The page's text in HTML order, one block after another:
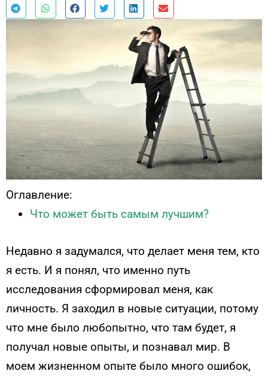
Оглавление:
Что может быть самым лучшим?
Недавно я задумался, что делает меня тем, кто
я есть. И я понял, что именно путь
исследования сформировал меня, как
личность. Я заходил в новые ситуации, потому
что мне было любопытно, что там будет, я
получал новые опыты, и познавал мир. В
моем жизненном опыте было много ошибок,